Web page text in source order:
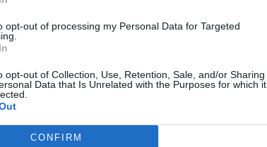
opt-out of processing my Personal Data for Targeted
opt-out of Collection, Use, Retention, Sale, and/or Sharing
Data that Is Unrelated with the Purposes for which it
CONFIRM
αρμόδιους φορείς για μία οικολογική
τα ανταγωνιστικά έντομα, υπάρχουν και
για το περιβάλλον ουσίες.
γίνει η γίνει το έργο ;
όσο και τα Υπουργεία Υγείας και
με δελτία τύπου, αλλά με επιστημονικώς